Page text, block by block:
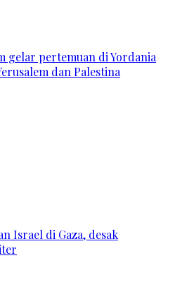
gelar pertemuan di Yordania
dan Palestina
Israel di Gaza, desak